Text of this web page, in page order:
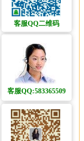
客服QQ:583365509
客服QQ二维码